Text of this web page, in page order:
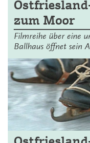
zum Moor
Filmreihe über eine
Ballhaus öffnet sein